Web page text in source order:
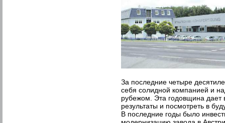
За последние четыре
себя солидной компанией и
рубежом. Эта годовщина дает
результаты и посмотреть в
В последние годы было